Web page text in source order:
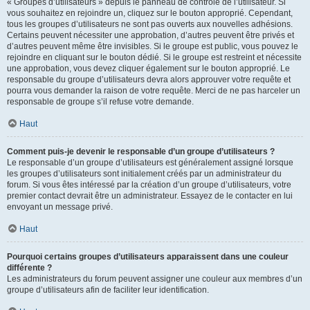
« Groupes d’utilisateurs » depuis le panneau de contrôle de l’utilisateur. Si
vous souhaitez en rejoindre un, cliquez sur le bouton approprié. Cependant,
tous les groupes d’utilisateurs ne sont pas ouverts aux nouvelles adhésions.
Certains peuvent nécessiter une approbation, d’autres peuvent être privés et
d’autres peuvent même être invisibles. Si le groupe est public, vous pouvez le
rejoindre en cliquant sur le bouton dédié. Si le groupe est restreint et nécessite
une approbation, vous devez cliquer également sur le bouton approprié. Le
responsable du groupe d’utilisateurs devra alors approuver votre requête et
pourra vous demander la raison de votre requête. Merci de ne pas harceler un
responsable de groupe s’il refuse votre demande.
Haut
Comment puis-je devenir le responsable d’un groupe d’utilisateurs ?
Le responsable d’un groupe d’utilisateurs est généralement assigné lorsque
les groupes d’utilisateurs sont initialement créés par un administrateur du
forum. Si vous êtes intéressé par la création d’un groupe d’utilisateurs, votre
premier contact devrait être un administrateur. Essayez de le contacter en lui
envoyant un message privé.
Haut
Pourquoi certains groupes d’utilisateurs apparaissent dans une couleur
différente ?
Les administrateurs du forum peuvent assigner une couleur aux membres d’un
groupe d’utilisateurs afin de faciliter leur identification.